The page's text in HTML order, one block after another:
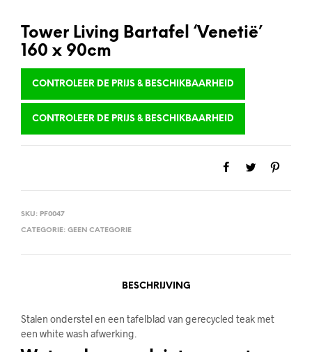
Tower Living Bartafel ‘Venetië’
160 x 90cm
CONTROLEER DE PRIJS & BESCHIKBAARHEID
CONTROLEER DE PRIJS & BESCHIKBAARHEID
SKU: PF0047
CATEGORIE: GEEN CATEGORIE
BESCHRIJVING
Stalen onderstel en een tafelblad van gerecycled teak met
een white wash afwerking.